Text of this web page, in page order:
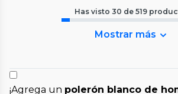
Has visto 30 de 519
Mostrar más
¡Agrega un polerón blanco de